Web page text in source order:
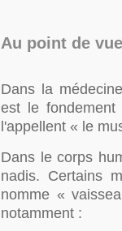
Au point de
Dans la
est le
l'appellent « le
Dans le corps
nadis. Certains
nomme «
notamment :